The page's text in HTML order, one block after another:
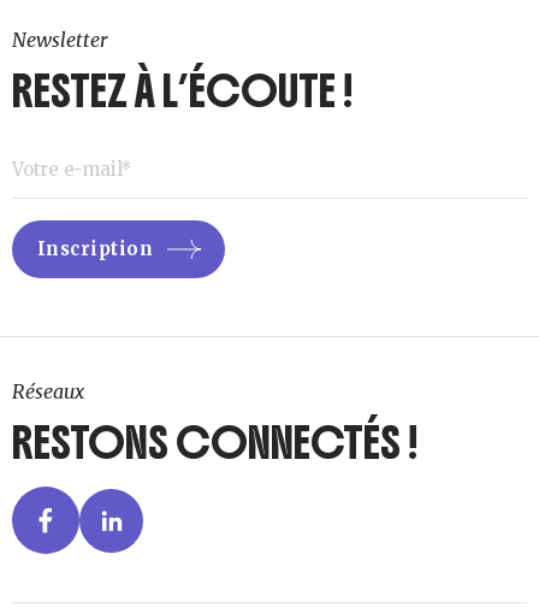
Newsletter
RESTEZ À L’ÉCOUTE !
Réseaux
RESTONS CONNECTÉS !